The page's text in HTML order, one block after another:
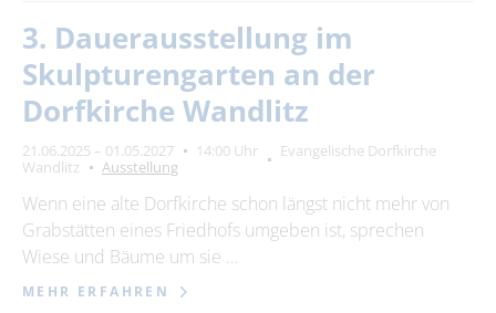
3. Dauerausstellung im
Skulpturengarten an der
Dorfkirche Wandlitz
21.06.2025 – 01.05.2027 14:00 Uhr
Evangelische Dorfkirche
Wandlitz
Ausstellung
Wenn eine alte Dorfkirche schon längst nicht mehr von
Grabstätten eines Friedhofs umgeben ist, sprechen
Wiese und Bäume um sie …
MEHR ERFAHREN